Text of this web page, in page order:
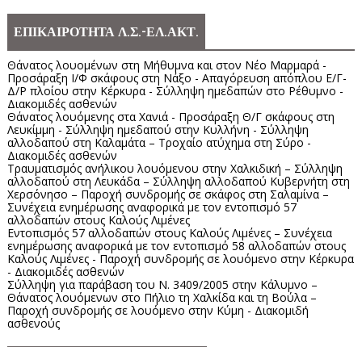
ΕΠΙΚΑΙΡΟΤΗΤΑ Λ.Σ.-ΕΛ.ΑΚΤ.
Θάνατος λουομένων στη Μήθυμνα και στον Νέο Μαρμαρά -
Προσάραξη Ι/Φ σκάφους στη Νάξο - Απαγόρευση απόπλου Ε/Γ-
Δ/Ρ πλοίου στην Κέρκυρα - Σύλληψη ημεδαπών στο Ρέθυμνο -
Διακομιδές ασθενών
Θάνατος λουόμενης στα Χανιά - Προσάραξη Θ/Γ σκάφους στη
Λευκίμμη - Σύλληψη ημεδαπού στην Κυλλήνη - Σύλληψη
αλλοδαπού στη Καλαμάτα – Τροχαίο ατύχημα στη Σύρο -
Διακομιδές ασθενών
Τραυματισμός ανήλικου λουόμενου στην Χαλκιδική – Σύλληψη
αλλοδαπού στη Λευκάδα – Σύλληψη αλλοδαπού Κυβερνήτη στη
Χερσόνησο – Παροχή συνδρομής σε σκάφος στη Σαλαμίνα –
Συνέχεια ενημέρωσης αναφορικά με τον εντοπισμό 57
αλλοδαπών στους Καλούς Λιμένες
Εντοπισμός 57 αλλοδαπών στους Καλούς Λιμένες – Συνέχεια
ενημέρωσης αναφορικά με τον εντοπισμό 58 αλλοδαπών στους
Καλούς Λιμένες - Παροχή συνδρομής σε λουόμενο στην Κέρκυρα
- Διακομιδές ασθενών
Σύλληψη για παράβαση του Ν. 3409/2005 στην Κάλυμνο –
Θάνατος λουόμενων στο Πήλιο τη Χαλκίδα και τη Βούλα –
Παροχή συνδρομής σε λουόμενο στην Κύμη - Διακομιδή
ασθενούς